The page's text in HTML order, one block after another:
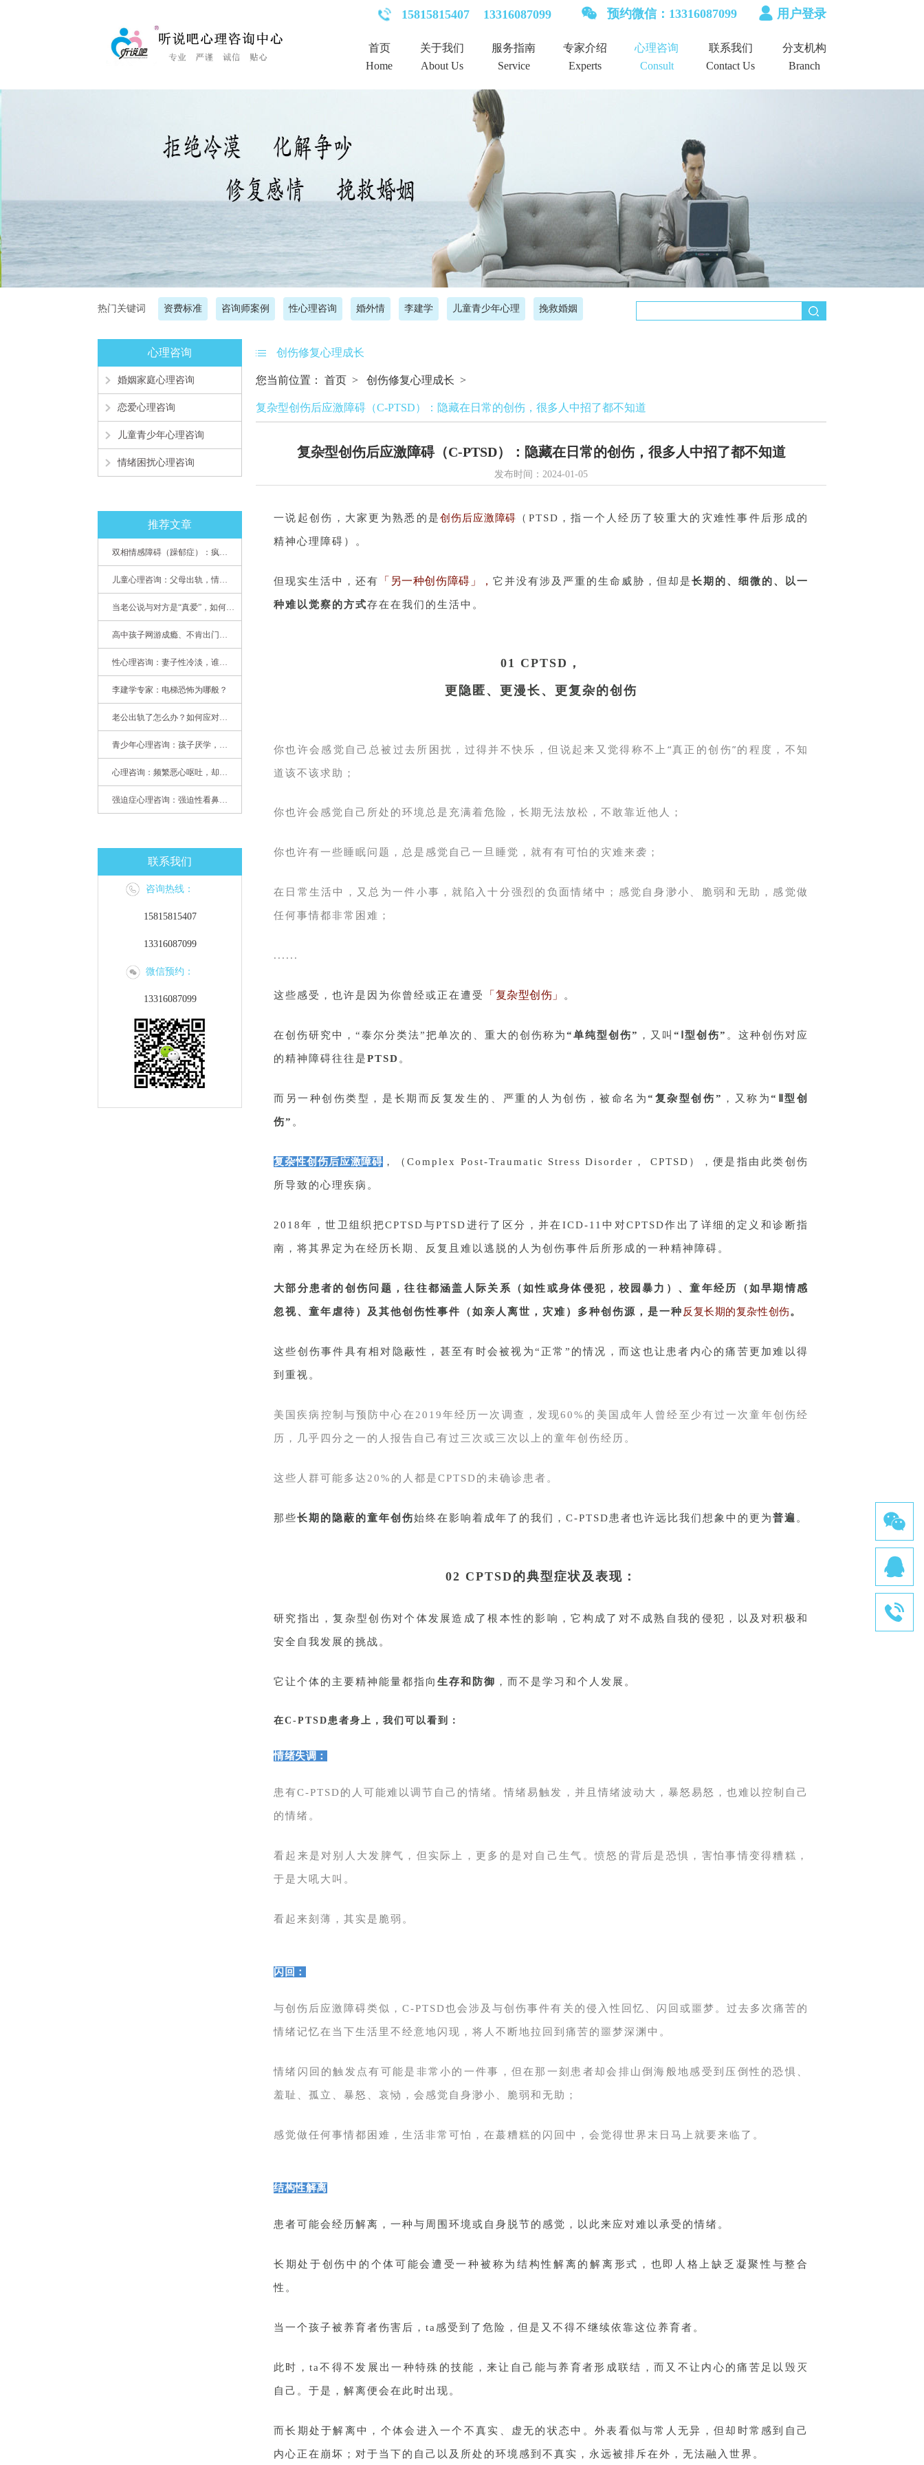
15815815407 13316087099 预约微信：13316087099 用户登录
首页
Home
关于我们
About Us
服务指南
Service
专家介绍
Experts
心理咨询
Consult
联系我们
Contact Us
分支机构
Branch
热门关键词 资费标准 咨询师案例 性心理咨询 婚外情 李建学 儿童青少年心理 挽救婚姻
心理咨询
婚姻家庭心理咨询
恋爱心理咨询
儿童青少年心理咨询
情绪困扰心理咨询
推荐文章
双相情感障碍（躁郁症）：疯子如何走向天才
儿童心理咨询：父母出轨，情感混乱孩子内心的隐秘
当老公说与对方是“真爱”，如何挽救婚姻？(始篇)
高中孩子网游成瘾、不肯出门，家长该怎么办？
性心理咨询：妻子性冷淡，谁之过
李建学专家：电梯恐怖为哪般？
老公出轨了怎么办？如何应对老公出轨？——婚姻心理专家为您支招
青少年心理咨询：孩子厌学，整天沉迷手机，网络成瘾，怎么办?
心理咨询：频繁恶心呕吐，却无身体异常
强迫症心理咨询：强迫性看鼻尖，害我无法学习
联系我们
咨询热线：
15815815407
13316087099
微信预约：
13316087099
创伤修复心理成长
您当前位置： 首页 > 创伤修复心理成长 >
复杂型创伤后应激障碍（C-PTSD）：隐藏在日常的创伤，很多人中招了都不知道
复杂型创伤后应激障碍（C-PTSD）：隐藏在日常的创伤，很多人中招了都不知道
发布时间：2024-01-05
一说起创伤，大家更为熟悉的是创伤后应激障碍 （PTSD，指一个人经历了较重大的灾难性事件后形成的
精神心理障碍）。
但现实生活中，还有 「另一种创伤障碍」， 它并没有涉及严重的生命威胁，但却是长期的、细微的、以一
种难以觉察的方式存在在我们的生活中。
01 CPTSD，
更隐匿、更漫长、更复杂的创伤
你也许会感觉自己总被过去所困扰，过得并不快乐，但说起来又觉得称不上“真正的创伤”的程度，不知
道该不该求助；
你也许会感觉自己所处的环境总是充满着危险，长期无法放松，不敢靠近他人；
你也许有一些睡眠问题，总是感觉自己一旦睡觉，就有有可怕的灾难来袭；
在日常生活中，又总为一件小事，就陷入十分强烈的负面情绪中；感觉自身渺小、脆弱和无助，感觉做
任何事情都非常困难；
......
这些感受，也许是因为你曾经或正在遭受 「复杂型创伤」 。
在创伤研究中，“泰尔分类法”把单次的、重大的创伤称为“单纯型创伤” ，又叫 “Ⅰ型创伤” 。这种创伤对应
的精神障碍往往是PTSD 。
而另一种创伤类型，是长期而反复发生的、严重的人为创伤，被命名为“复杂型创伤” ，又称为“Ⅱ型创
伤” 。
复杂性创伤后应激障碍 ，（Complex Post-Traumatic Stress Disorder， CPTSD），便是指由此类创伤
所导致的心理疾病。
2018年，世卫组织把CPTSD与PTSD进行了区分，并在ICD-11中对CPTSD作出了详细的定义和诊断指
南，将其界定为在经历长期、反复且难以逃脱的人为创伤事件后所形成的一种精神障碍。
大部分患者的创伤问题，往往都涵盖人际关系（如性或身体侵犯，校园暴力）、童年经历（如早期情感
忽视、童年虐待）及其他创伤性事件（如亲人离世，灾难）多种创伤源，是一种 反复长期的复杂性创伤。
这些创伤事件具有相对隐蔽性，甚至有时会被视为“正常”的情况，而这也让患者内心的痛苦更加难以得
到重视。
美国疾病控制与预防中心在2019年经历一次调查，发现60%的美国成年人曾经至少有过一次童年创伤经
历，几乎四分之一的人报告自己有过三次或三次以上的童年创伤经历。
这些人群可能多达20%的人都是CPTSD的未确诊患者。
那些长期的隐蔽的童年创伤始终在影响着成年了的我们，C-PTSD患者也许远比我们想象中的更为普遍 。
02 CPTSD的典型症状及表现：
研究指出，复杂型创伤对个体发展造成了根本性的影响，它构成了对不成熟自我的侵犯，以及对积极和
安全自我发展的挑战。
它让个体的主要精神能量都指向 生存和防御 ，而不是学习和个人发展。
在C-PTSD患者身上，我们可以看到：
情绪失调：
患有C-PTSD的人可能难以调节自己的情绪。情绪易触发，并且情绪波动大，暴怒易怒，也难以控制自己
的情绪。
看起来是对别人大发脾气，但实际上，更多的是对自己生气。愤怒的背后是恐惧，害怕事情变得糟糕，
于是大吼大叫。
看起来刻薄，其实是脆弱。
闪回：
与创伤后应激障碍类似，C-PTSD也会涉及与创伤事件有关的侵入性回忆、闪回或噩梦。过去多次痛苦的
情绪记忆在当下生活里不经意地闪现，将人不断地拉回到痛苦的噩梦深渊中。
情绪闪回的触发点有可能是非常小的一件事，但在那一刻患者却会排山倒海般地感受到压倒性的恐惧、
羞耻、孤立、暴怒、哀恸，会感觉自身渺小、脆弱和无助；
感觉做任何事情都困难，生活非常可怕，在蕞糟糕的闪回中，会觉得世界末日马上就要来临了。
结构性解离
患者可能会经历解离，一种与周围环境或自身脱节的感觉，以此来应对难以承受的情绪。
长期处于创伤中的个体可能会遭受一种被称为结构性解离的解离形式，也即人格上缺乏凝聚性与整合
性。
当一个孩子被养育者伤害后，ta感受到了危险，但是又不得不继续依靠这位养育者。
此时，ta不得不发展出一种特殊的技能，来让自己能与养育者形成联结，而又不让内心的痛苦足以毁灭
自己。于是，解离便会在此时出现。
而长期处于解离中，个体会进入一个不真实、虚无的状态中。外表看似与常人无异，但却时常感到自己
内心正在崩坏；对于当下的自己以及所处的环境感到不真实，永远被排斥在外，无法融入世界。